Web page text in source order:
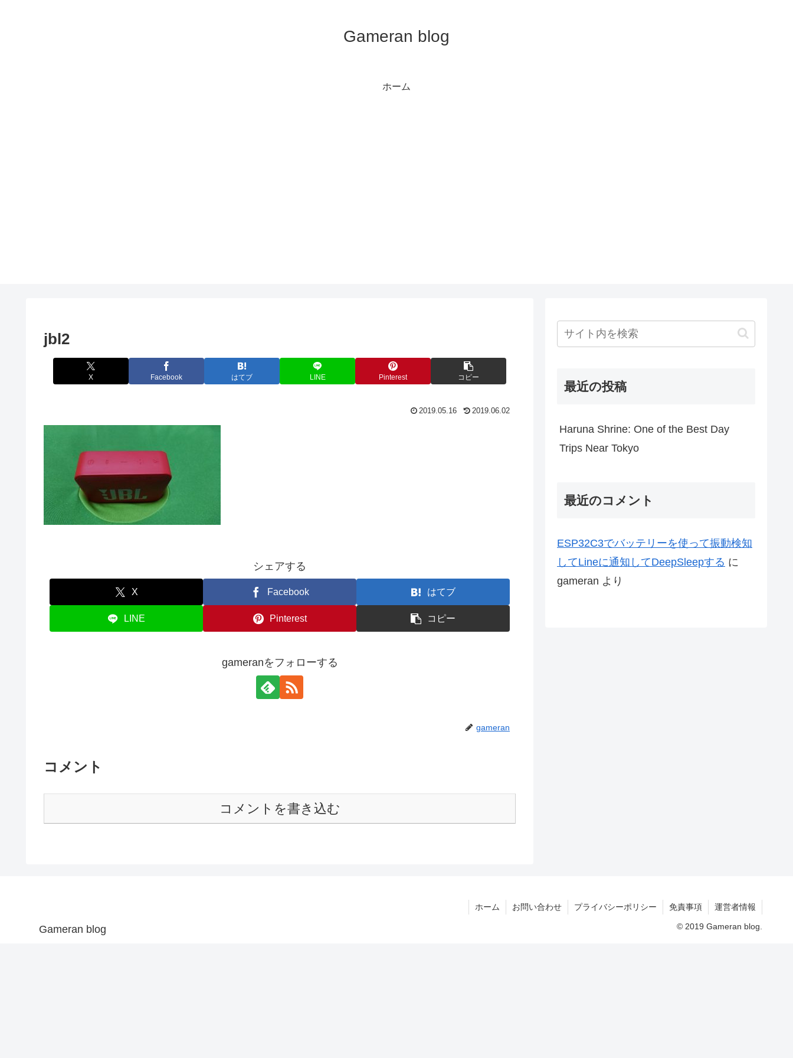
Gameran blog
ホーム
jbl2
X Facebook はてブ LINE Pinterest コピー
2019.05.16 2019.06.02
シェアする
X Facebook はてブ
LINE Pinterest コピー
gameranをフォローする
gameran
コメント
コメントを書き込む
最近の投稿
Haruna Shrine: One of the Best Day
Trips Near Tokyo
最近のコメント
ESP32C3でバッテリーを使って振動検知
してLineに通知してDeepSleepする に
gameran より
Gameran blog
ホーム お問い合わせ プライバシーポリシー 免責事項 運営者情報
© 2019 Gameran blog.